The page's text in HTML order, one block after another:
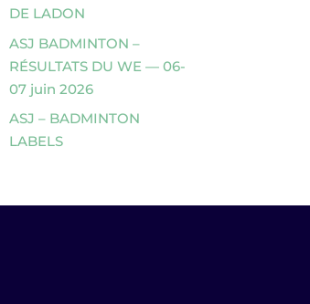
DE LADON
ASJ BADMINTON –
RÉSULTATS DU WE — 06-
07 juin 2026
ASJ – BADMINTON
LABELS